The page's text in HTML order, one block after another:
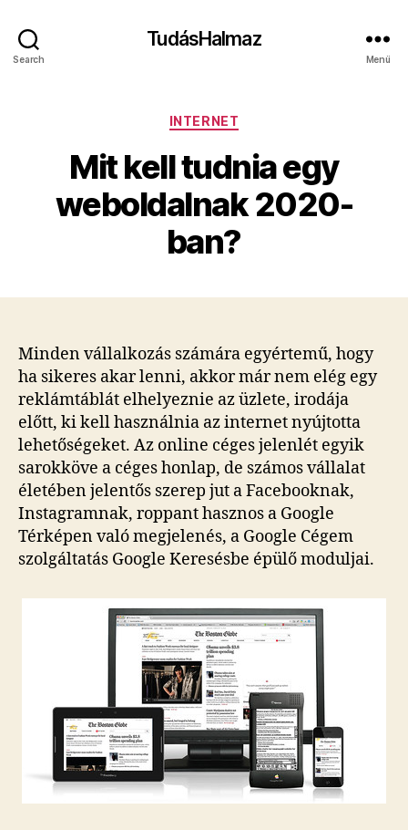
Search
TudásHalmaz
Menü
Kategóriák
INTERNET
Mit kell tudnia egy
weboldalnak 2020-
ban?
Minden vállalkozás számára egyértemű, hogy
ha sikeres akar lenni, akkor már nem elég egy
reklámtáblát elhelyeznie az üzlete, irodája
előtt, ki kell használnia az internet nyújtotta
lehetőségeket. Az online céges jelenlét egyik
sarokköve a céges honlap, de számos vállalat
életében jelentős szerep jut a Facebooknak,
Instagramnak, roppant hasznos a Google
Térképen való megjelenés, a Google Cégem
szolgáltatás Google Keresésbe épülő moduljai.